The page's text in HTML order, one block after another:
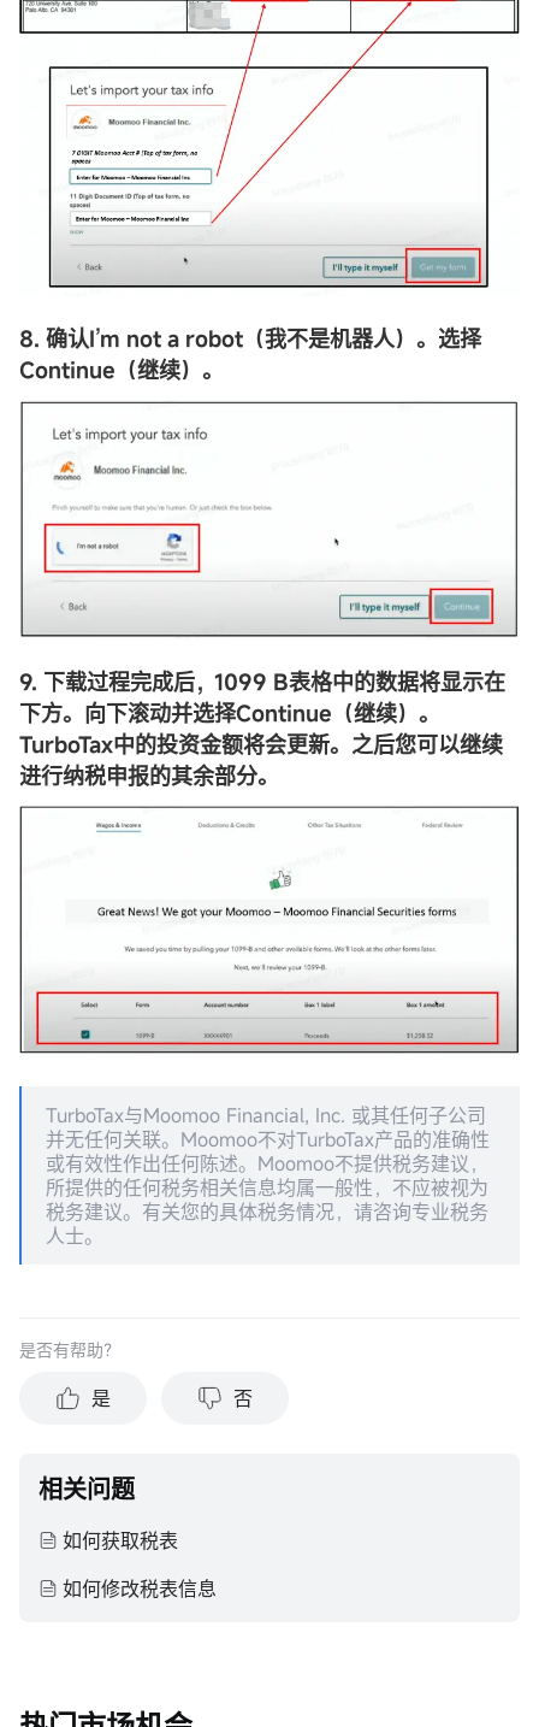
8. 确认I’m not a robot（我不是机器人）。选择
Continue（继续）。
9. 下载过程完成后，1099 B表格中的数据将显示在
下方。向下滚动并选择Continue（继续）。
TurboTax中的投资金额将会更新。之后您可以继续
进行纳税申报的其余部分。
TurboTax与Moomoo Financial, Inc. 或其任何子公司
并无任何关联。Moomoo不对TurboTax产品的准确性
或有效性作出任何陈述。Moomoo不提供税务建议，
所提供的任何税务相关信息均属一般性，不应被视为
税务建议。有关您的具体税务情况，请咨询专业税务
人士。
是否有帮助？
是 否
相关问题
如何获取税表
如何修改税表信息